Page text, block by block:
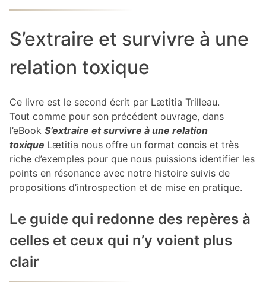
S’extraire et survivre à une
relation toxique
Ce livre est le second écrit par Lætitia Trilleau.
Tout comme pour son précédent ouvrage, dans
l’eBook S’extraire et survivre à une relation
toxique Lætitia nous offre un format concis et très
riche d’exemples pour que nous puissions identifier les
points en résonance avec notre histoire suivis de
propositions d’introspection et de mise en pratique.
Le guide qui redonne des repères à
celles et ceux qui n’y voient plus
clair